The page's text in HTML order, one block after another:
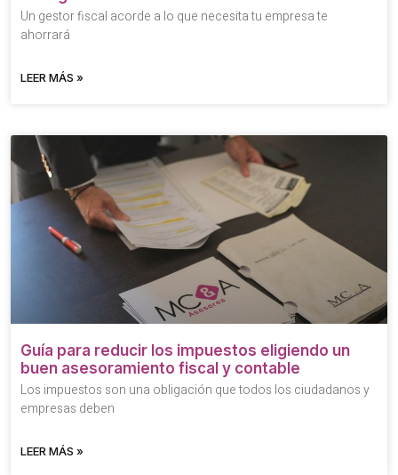
Un gestor fiscal acorde a lo que necesita tu empresa te
ahorrará
LEER MÁS »
Guía para reducir los impuestos eligiendo un
buen asesoramiento fiscal y contable
Los impuestos son una obligación que todos los ciudadanos y
empresas deben
LEER MÁS »